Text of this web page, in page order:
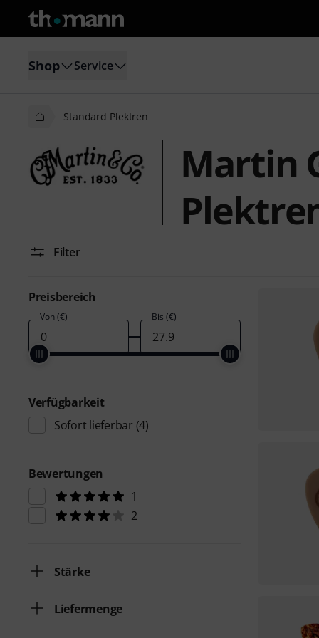
Shop Service
Standard Plektren
Martin
Filter
Preisbereich
Von (€) Bis (€)
Verfügbarkeit
Sofort lieferbar (4)
Bewertungen
1
2
Stärke
Liefermenge